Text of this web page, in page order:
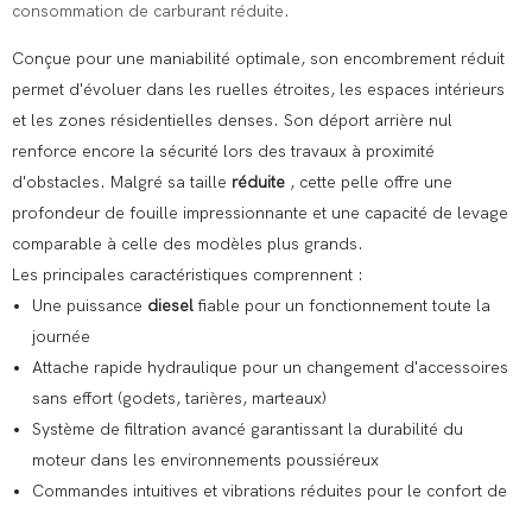
consommation de carburant réduite.
Conçue pour une maniabilité optimale, son encombrement réduit
permet d'évoluer dans les ruelles étroites, les espaces intérieurs
et les zones résidentielles denses. Son déport arrière nul
renforce encore la sécurité lors des travaux à proximité
d'obstacles. Malgré sa taille réduite , cette pelle offre une
profondeur de fouille impressionnante et une capacité de levage
comparable à celle des modèles plus grands.
Les principales caractéristiques comprennent :
Une puissance dieselfiable pour un fonctionnement toute la
journée
Attache rapide hydraulique pour un changement d'accessoires
sans effort (godets, tarières, marteaux)
Système de filtration avancé garantissant la durabilité du
moteur dans les environnements poussiéreux
Commandes intuitives et vibrations réduites pour le confort de